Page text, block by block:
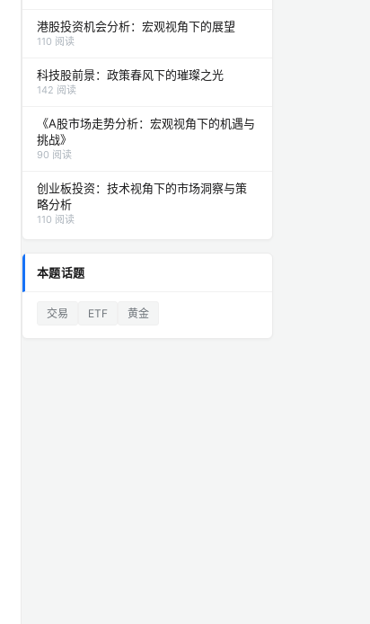
港股投资机会分析：宏观视角下的展望
110 阅读
科技股前景：政策春风下的璀璨之光
142 阅读
《A股市场走势分析：宏观视角下的机遇与
挑战》
90 阅读
创业板投资：技术视角下的市场洞察与策
略分析
110 阅读
本题话题
交易 ETF 黄金